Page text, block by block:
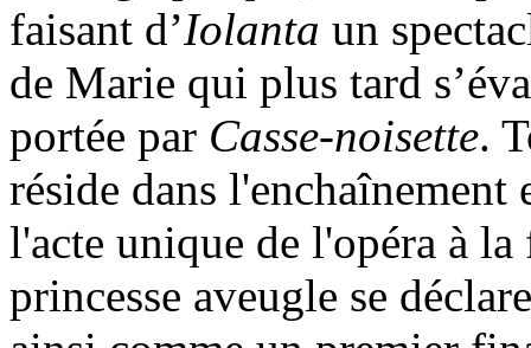
faisant d’Iolanta un
de Marie qui plus tard
portée par Casse-noisette.
réside dans l'enchaînement
l'acte unique de l'opéra à
princesse aveugle se